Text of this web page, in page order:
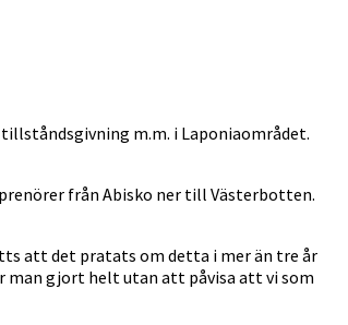
m.m. i Laponiaområdet.
från Abisko ner till Västerbotten.
att det pratats om detta i mer än tre år
man gjort helt utan att påvisa att vi som